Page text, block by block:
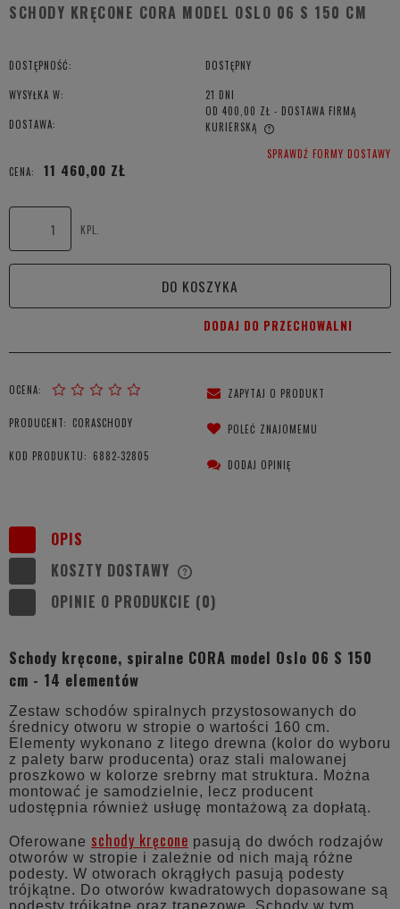
SCHODY KRĘCONE CORA MODEL OSLO 06 S 150 CM
DOSTĘPNOŚĆ: DOSTĘPNY
WYSYŁKA W: 21 DNI
DOSTAWA:
OD 400,00 ZŁ - DOSTAWA FIRMĄ
KURIERSKĄ
CENA NIE ZAWIERA EWENTUALNYCH KOSZTÓW PŁATNOŚCISPRAWDŹ FORMY DOSTAWY
CENA:
11 460,00 ZŁ
KPL.
DO KOSZYKA
DODAJ DO PRZECHOWALNI
OCENA:
PRODUCENT: CORASCHODY
KOD PRODUKTU: 6882-32805
ZAPYTAJ O PRODUKT
POLEĆ ZNAJOMEMU
DODAJ OPINIĘ
OPIS
KOSZTY DOSTAWY
KOSZTÓW PŁATNOŚCI
OPINIE O PRODUKCIE (0)
Schody kręcone, spiralne CORA model Oslo 06 S 150
cm - 14 elementów
Zestaw schodów spiralnych przystosowanych do
średnicy otworu w stropie o wartości 160 cm.
Elementy wykonano z litego drewna (kolor do wyboru
z palety barw producenta) oraz stali malowanej
proszkowo w kolorze srebrny mat struktura. Można
montować je samodzielnie, lecz producent
udostępnia również usługę montażową za dopłatą.
Oferowane schody kręcone pasują do dwóch rodzajów
otworów w stropie i zależnie od nich mają różne
podesty. W otworach okrągłych pasują podesty
trójkątne. Do otworów kwadratowych dopasowane są
podesty trójkątne oraz trapezowe. Schody w tym